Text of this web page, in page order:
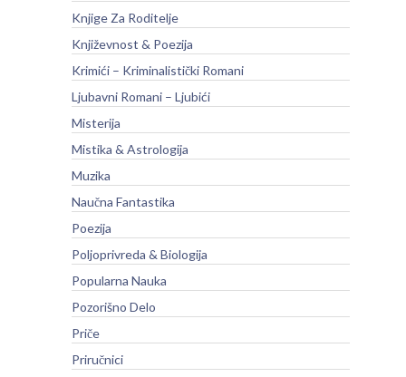
Knjige Za Roditelje
Književnost & Poezija
Krimići – Kriminalistički Romani
Ljubavni Romani – Ljubići
Misterija
Mistika & Astrologija
Muzika
Naučna Fantastika
Poezija
Poljoprivreda & Biologija
Popularna Nauka
Pozorišno Delo
Priče
Priručnici